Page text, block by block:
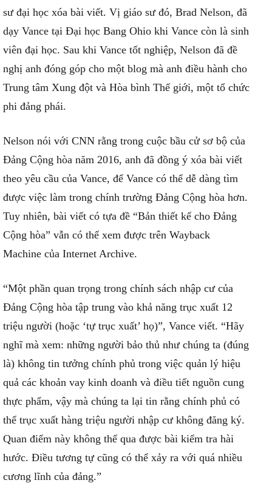
sư đại học xóa bài viết. Vị giáo sư đó, Brad Nelson, đã
dạy Vance tại Đại học Bang Ohio khi Vance còn là sinh
viên đại học. Sau khi Vance tốt nghiệp, Nelson đã đề
nghị anh đóng góp cho một blog mà anh điều hành cho
Trung tâm Xung đột và Hòa bình Thế giới, một tổ chức
phi đảng phái.
Nelson nói với CNN rằng trong cuộc bầu cử sơ bộ của
Đảng Cộng hòa năm 2016, anh đã đồng ý xóa bài viết
theo yêu cầu của Vance, để Vance có thể dễ dàng tìm
được việc làm trong chính trường Đảng Cộng hòa hơn.
Tuy nhiên, bài viết có tựa đề “Bản thiết kế cho Đảng
Cộng hòa” vẫn có thể xem được trên Wayback
Machine của Internet Archive.
“Một phần quan trọng trong chính sách nhập cư của
Đảng Cộng hòa tập trung vào khả năng trục xuất 12
triệu người (hoặc ‘tự trục xuất’ họ)”, Vance viết. “Hãy
nghĩ mà xem: những người bảo thủ như chúng ta (đúng
là) không tin tưởng chính phủ trong việc quản lý hiệu
quả các khoản vay kinh doanh và điều tiết nguồn cung
thực phẩm, vậy mà chúng ta lại tin rằng chính phủ có
thể trục xuất hàng triệu người nhập cư không đăng ký.
Quan điểm này không thể qua được bài kiểm tra hài
hước. Điều tương tự cũng có thể xảy ra với quá nhiều
cương lĩnh của đảng.”